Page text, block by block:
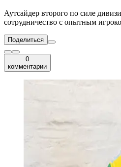
Аутсайдер второго по силе
сотрудничество с опытным
Поделиться
0
комментарии